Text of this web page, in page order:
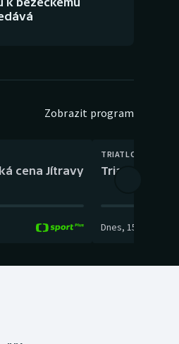
Zobrazit program
cena Jítravy
TRIATLON
Triatlon:
Dnes, 15:00